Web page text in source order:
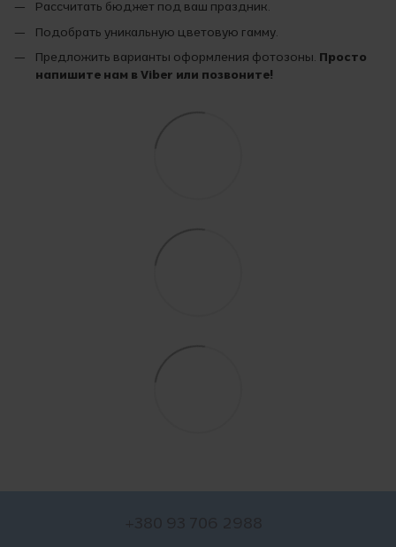
Рассчитать бюджет под ваш праздник.
Подобрать уникальную цветовую гамму.
Предложить варианты оформления фотозоны. Просто
напишите нам в Viber или позвоните!